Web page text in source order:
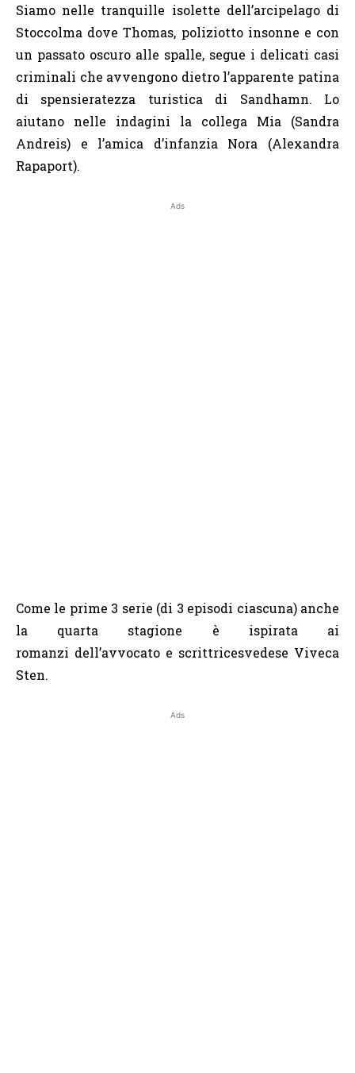
Siamo nelle tranquille isolette dell’arcipelago di
Stoccolma doveThomas, poliziotto insonne e con
un passato oscuro alle spalle, segue i delicati casi
criminali che avvengono dietro l’apparente patina
di spensieratezza turistica di Sandhamn. Lo
aiutano nelle indagini la collega Mia (Sandra
Andreis) e l’amica d’infanzia Nora (Alexandra
Rapaport).
Ads
Come le prime 3 serie (di 3 episodi ciascuna) anche
la quarta stagione è ispirata ai
romanzi dell’avvocato e scrittricesvedese Viveca
Sten.
Ads